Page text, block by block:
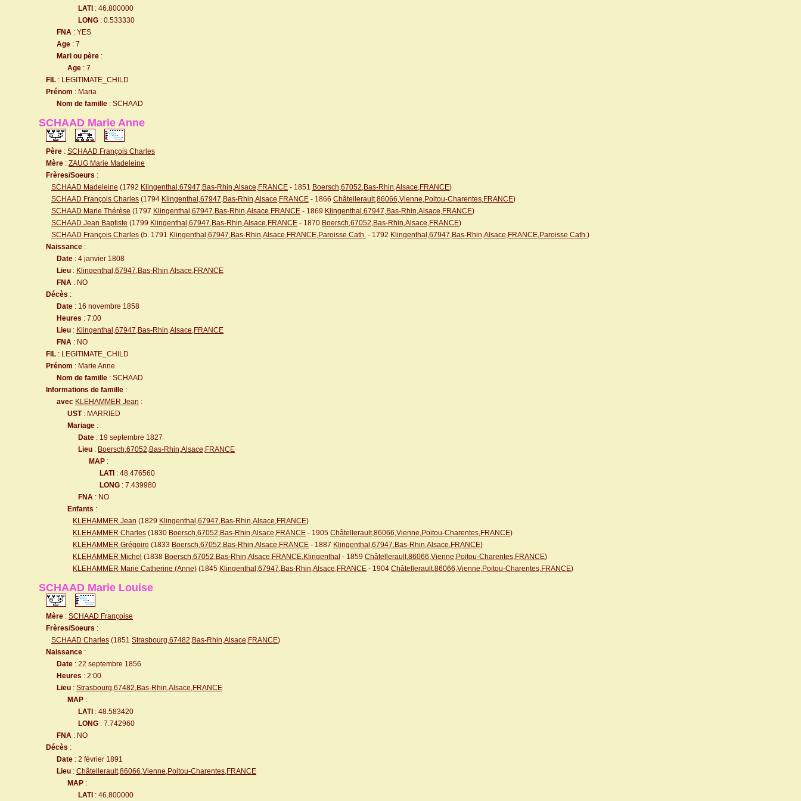
LATI : 46.800000
LONG : 0.533330
FNA : YES
Age : 7
Mari ou père :
Age : 7
FIL : LEGITIMATE_CHILD
Prénom : Maria
Nom de famille : SCHAAD
SCHAAD Marie Anne
Père : SCHAAD François Charles
Mère : ZAUG Marie Madeleine
Frères/Soeurs :
SCHAAD Madeleine (1792 Klingenthal,67947,Bas-Rhin,Alsace,FRANCE - 1851 Boersch,67052,Bas-Rhin,Alsace,FRANCE)
SCHAAD François Charles (1794 Klingenthal,67947,Bas-Rhin,Alsace,FRANCE - 1866 Châtellerault,86066,Vienne,Poitou-Charentes,FRANCE)
SCHAAD Marie Thérèse (1797 Klingenthal,67947,Bas-Rhin,Alsace,FRANCE - 1869 Klingenthal,67947,Bas-Rhin,Alsace,FRANCE)
SCHAAD Jean Baptiste (1799 Klingenthal,67947,Bas-Rhin,Alsace,FRANCE - 1870 Boersch,67052,Bas-Rhin,Alsace,FRANCE)
SCHAAD François Charles (b. 1791 Klingenthal,67947,Bas-Rhin,Alsace,FRANCE,Paroisse Cath. - 1792 Klingenthal,67947,Bas-Rhin,Alsace,FRANCE,Paroisse Cath.)
Naissance :
Date : 4 janvier 1808
Lieu : Klingenthal,67947,Bas-Rhin,Alsace,FRANCE
FNA : NO
Décès :
Date : 16 novembre 1858
Heures : 7:00
Lieu : Klingenthal,67947,Bas-Rhin,Alsace,FRANCE
FNA : NO
FIL : LEGITIMATE_CHILD
Prénom : Marie Anne
Nom de famille : SCHAAD
Informations de famille :
avec KLEHAMMER Jean :
UST: MARRIED
Mariage :
Date : 19 septembre 1827
Lieu : Boersch,67052,Bas-Rhin,Alsace,FRANCE
MAP :
LATI : 48.476560
LONG : 7.439980
FNA : NO
Enfants :
KLEHAMMER Jean (1829 Klingenthal,67947,Bas-Rhin,Alsace,FRANCE)
KLEHAMMER Charles (1830 Boersch,67052,Bas-Rhin,Alsace,FRANCE - 1905 Châtellerault,86066,Vienne,Poitou-Charentes,FRANCE)
KLEHAMMER Grégoire (1833 Boersch,67052,Bas-Rhin,Alsace,FRANCE - 1887 Klingenthal,67947,Bas-Rhin,Alsace,FRANCE)
KLEHAMMER Michel (1838 Boersch,67052,Bas-Rhin,Alsace,FRANCE,Klingenthal - 1859 Châtellerault,86066,Vienne,Poitou-Charentes,FRANCE)
KLEHAMMER Marie Catherine (Anne) (1845 Klingenthal,67947,Bas-Rhin,Alsace,FRANCE - 1904 Châtellerault,86066,Vienne,Poitou-Charentes,FRANCE)
SCHAAD Marie Louise
Mère : SCHAAD Françoise
Frères/Soeurs :
SCHAAD Charles (1851 Strasbourg,67482,Bas-Rhin,Alsace,FRANCE)
Naissance :
Date : 22 septembre 1856
Heures : 2:00
Lieu : Strasbourg,67482,Bas-Rhin,Alsace,FRANCE
MAP :
LATI : 48.583420
LONG : 7.742960
FNA : NO
Décès :
Date : 2 février 1891
Lieu : Châtellerault,86066,Vienne,Poitou-Charentes,FRANCE
MAP :
LATI : 46.800000